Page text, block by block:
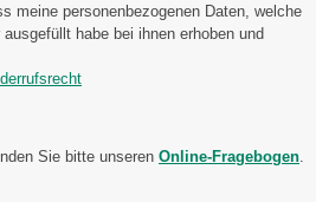
meine personenbezogenen Daten, welche
habe bei ihnen erhoben und
Sie bitte unseren Online-Fragebogen